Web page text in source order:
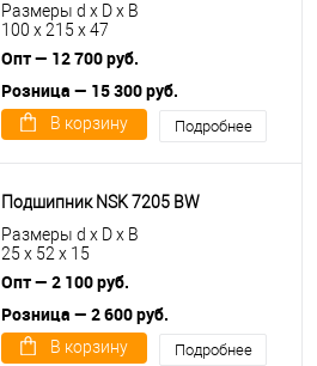
Размеры d x D x B
100 x 215 x 47
Опт — 12 700 руб.
Розница — 15 300 руб.
В корзину Подробнее
Подшипник NSK 7205 BW
Размеры d x D x B
25 x 52 x 15
Опт — 2 100 руб.
Розница — 2 600 руб.
В корзину Подробнее